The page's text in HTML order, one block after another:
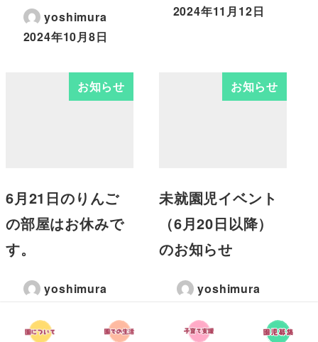
yoshimura
2024年10月8日
2024年11月12日
お知らせ
6月21日のりんご
の部屋はお休みで
す。
yoshimura
お知らせ
未就園児イベント
（6月20日以降）
のお知らせ
yoshimura